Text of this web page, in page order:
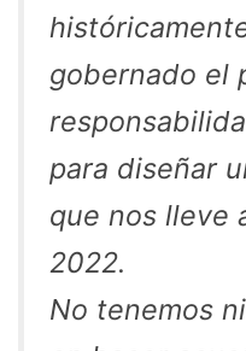
gobernado el
para diseñar
que nos lleve
2022.
No tenemos